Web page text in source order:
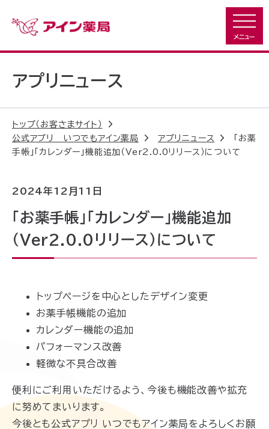
アプリニュース
トップ（お客さまサイト）
公式アプリ いつでもアイン薬局
アプリニュース
「お薬
手帳」「カレンダー」機能追加（Ver2.0.0リリース）について
2024年12月11日
「お薬手帳」「カレンダー」機能追加
（Ver2.0.0リリース）について
トップページを中心としたデザイン変更
お薬手帳機能の追加
カレンダー機能の追加
パフォーマンス改善
軽微な不具合改善
便利にご利用いただけるよう、今後も機能改善や拡充
に努めてまいります。
今後とも公式アプリ いつでもアイン薬局をよろしくお願